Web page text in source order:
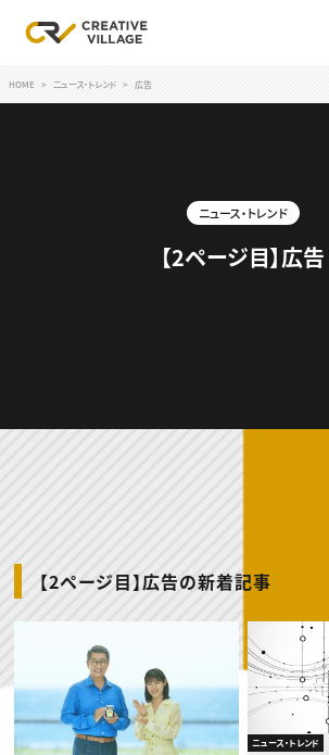
クリエイター求人を探す
スキルアップしたい！ トップ
プログラミング
動画配信・映像制作
マーケティング
ディレクション
お役立ち基礎知識
アプリクリエイター
映像クリエイター
マーケッター
クリエイターインタビュー
C＆R Magazine
ニュース・トレンド
Web
ゲーム・エンタメ
出版
CREATIVE VILLAGEからのお知らせ
HOME ニュース・トレンド 広告
ニュース・トレンド
【2ページ目】広告
【2ページ目】広告の新着記事
ニュース・トレンド